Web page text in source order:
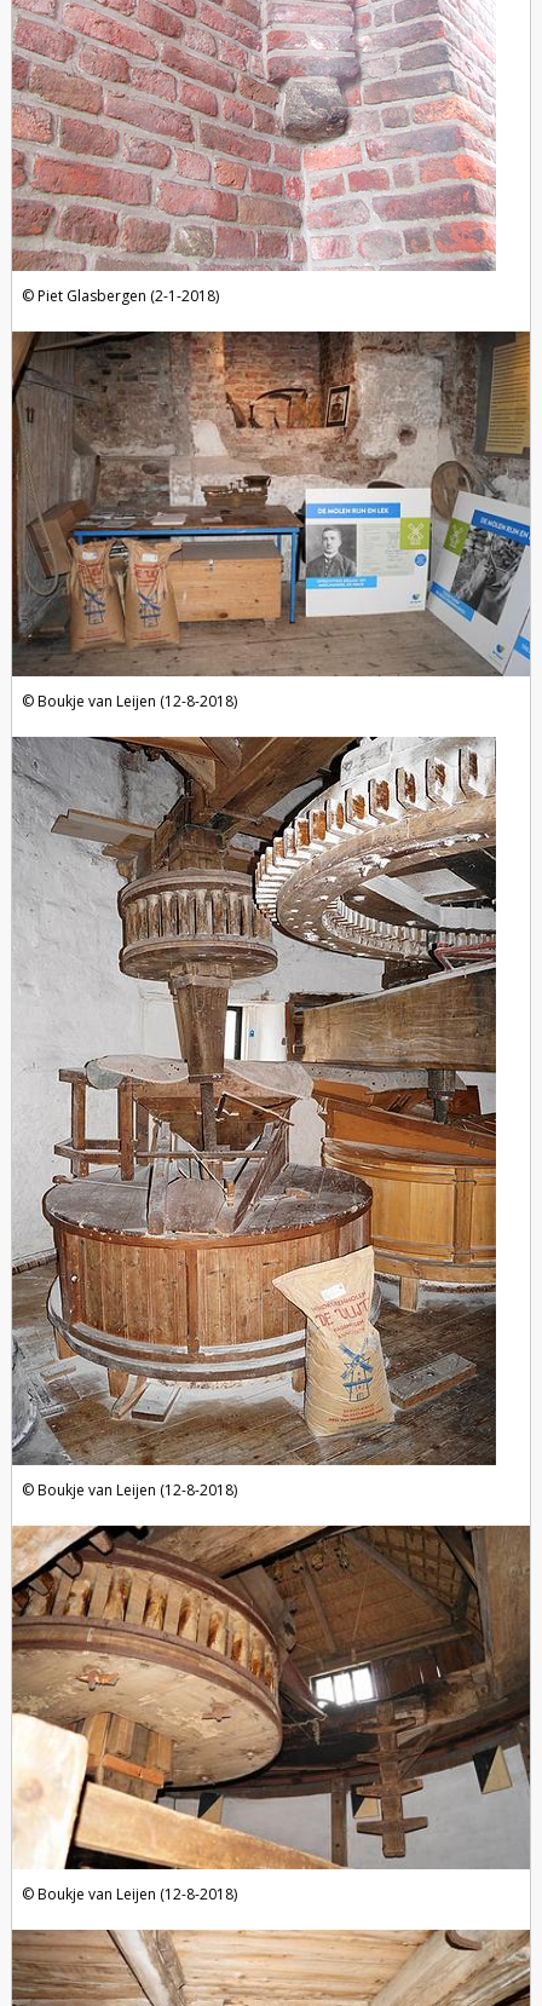
Piet Glasbergen (2-1-2018)
Boukje van Leijen (12-8-2018)
Boukje van Leijen (12-8-2018)
Boukje van Leijen (12-8-2018)